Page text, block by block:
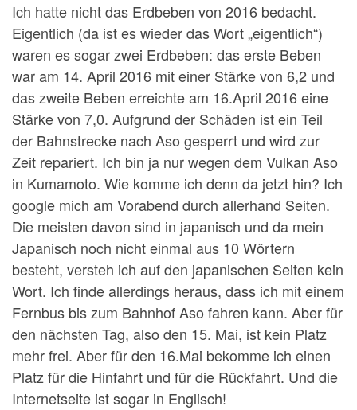
Ich hatte nicht das Erdbeben von 2016 bedacht.
Eigentlich (da ist es wieder das Wort „eigentlich“)
waren es sogar zwei Erdbeben: das erste Beben
war am 14. April 2016 mit einer Stärke von 6,2 und
das zweite Beben erreichte am 16.April 2016 eine
Stärke von 7,0. Aufgrund der Schäden ist ein Teil
der Bahnstrecke nach Aso gesperrt und wird zur
Zeit repariert. Ich bin ja nur wegen dem Vulkan Aso
in Kumamoto. Wie komme ich denn da jetzt hin? Ich
google mich am Vorabend durch allerhand Seiten.
Die meisten davon sind in japanisch und da mein
Japanisch noch nicht einmal aus 10 Wörtern
besteht, versteh ich auf den japanischen Seiten kein
Wort. Ich finde allerdings heraus, dass ich mit einem
Fernbus bis zum Bahnhof Aso fahren kann. Aber für
den nächsten Tag, also den 15. Mai, ist kein Platz
mehr frei. Aber für den 16.Mai bekomme ich einen
Platz für die Hinfahrt und für die Rückfahrt. Und die
Internetseite ist sogar in Englisch!